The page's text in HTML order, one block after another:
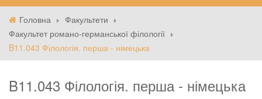
Головна
Факультети
Факультет романо-германської філології
B11.043 Філологія. перша - німецька
B11.043 Філологія. перша - німецька